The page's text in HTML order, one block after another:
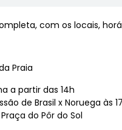
com os locais,
Praia
a partir das 14h
de Brasil x Noruega às
do Pôr do Sol